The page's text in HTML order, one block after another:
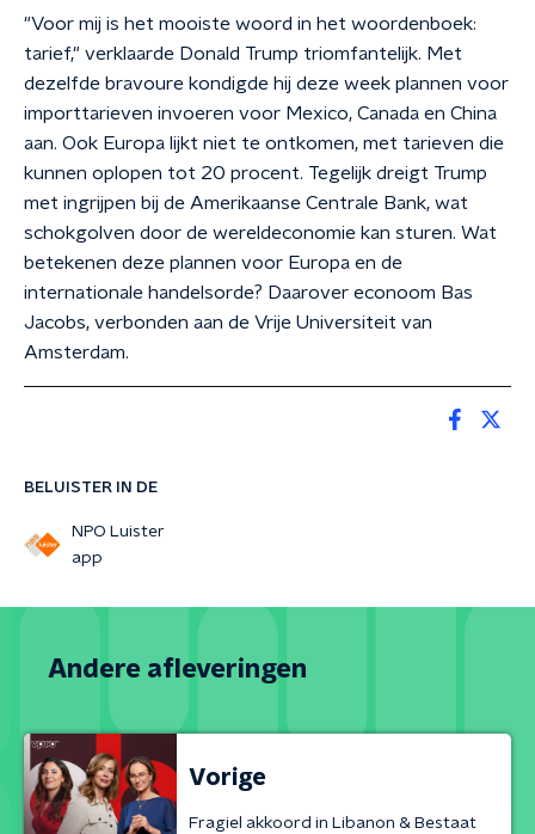
BELUISTER IN DE
NPO Luister
app
"Voor mij is het mooiste woord in het woordenboek:
tarief," verklaarde Donald Trump triomfantelijk. Met
dezelfde bravoure kondigde hij deze week plannen voor
importtarieven invoeren voor Mexico, Canada en China
aan. Ook Europa lijkt niet te ontkomen, met tarieven die
kunnen oplopen tot 20 procent. Tegelijk dreigt Trump
met ingrijpen bij de Amerikaanse Centrale Bank, wat
schokgolven door de wereldeconomie kan sturen. Wat
betekenen deze plannen voor Europa en de
internationale handelsorde? Daarover econoom Bas
Jacobs, verbonden aan de Vrije Universiteit van
Amsterdam.
Andere afleveringen
Vorige
Fragiel akkoord in Libanon & Bestaat